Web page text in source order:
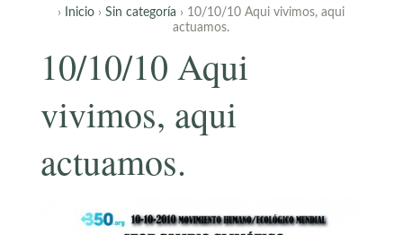
› Inicio ›Sin categoría › 10/10/10 Aqui vivimos, aqui
actuamos.
10/10/10 Aqui
vivimos, aqui
actuamos.